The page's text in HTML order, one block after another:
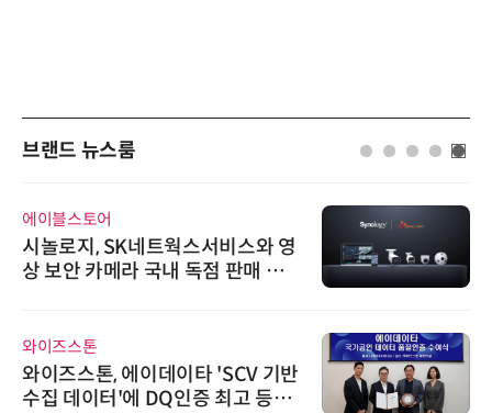
브랜드 뉴스룸
에이블스토어
시놀로지, SK네트웍스서비스와 영
상 보안 카메라 국내 독점 판매 파
와이즈스톤
와이즈스톤, 에이데이타 'SCV 기반
수집 데이터'에 DQ인증 최고 등급